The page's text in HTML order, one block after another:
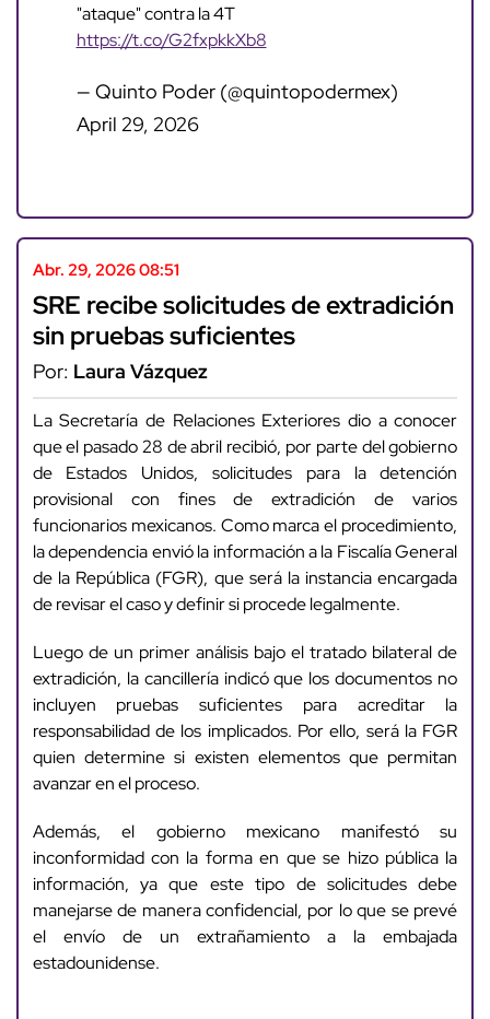
"ataque" contra la 4T
https://t.co/G2fxpkkXb8
— Quinto Poder (@quintopodermex)
April 29, 2026
Abr. 29, 2026 08:51
SRE recibe solicitudes de extradición
sin pruebas suficientes
Por: Laura Vázquez
La Secretaría de Relaciones Exteriores dio a conocer
que el pasado 28 de abril recibió, por parte del gobierno
de Estados Unidos, solicitudes para la detención
provisional con fines de extradición de varios
funcionarios mexicanos. Como marca el procedimiento,
la dependencia envió la información a la Fiscalía General
de la República (FGR), que será la instancia encargada
de revisar el caso y definir si procede legalmente.
Luego de un primer análisis bajo el tratado bilateral de
extradición, la cancillería indicó que los documentos no
incluyen pruebas suficientes para acreditar la
responsabilidad de los implicados. Por ello, será la FGR
quien determine si existen elementos que permitan
avanzar en el proceso.
Además, el gobierno mexicano manifestó su
inconformidad con la forma en que se hizo pública la
información, ya que este tipo de solicitudes debe
manejarse de manera confidencial, por lo que se prevé
el envío de un extrañamiento a la embajada
estadounidense.